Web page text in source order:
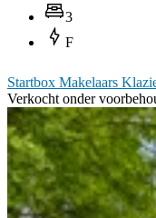
3
F
Startbox Makelaars
Verkocht onder